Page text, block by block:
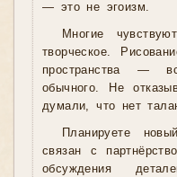
— это не эгоизм.
Многие
творческое.
пространства —
обычного. Не
думали, что нет
Планируете
связан с
обсуждения